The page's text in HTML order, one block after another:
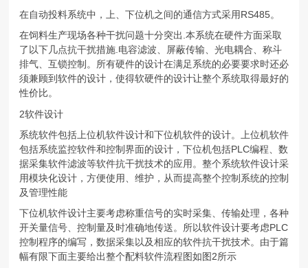
在自动投料系统中，上、下位机之间的通信方式采用RS485。
在饲料生产现场各种干扰问题十分突出.本系统在硬件方面采取
了以下几点抗干扰措施.电容滤波、屏蔽传输、光电耦合、称斗
排气、互锁控制。所有硬件的设计在满足系统的必要要求时还必
须兼顾到软件的设计，使得软硬件的设计让整个系统取得最好的
性价比。
2软件设计
系统软件包括上位机软件设计和下位机软件的设计。上位机软件
包括系统监控软件和控制界面的设计，下位机包括PLC编程、数
据采集软件滤波等软件抗干扰技术的应用。整个系统软件设计采
用模块化设计，方便使用、维护，从而提高整个控制系统的控制
及管理性能
下位机软件设计主要考虑称重信号的实时采集、传输处理，各种
开关量信号、控制量及时准确地传送。所以软件设计要考虑PLC
控制程序的编写，数据采集以及相应的软件抗干扰技术。由于篇
幅有限下面主要给出整个配料软件流程图如图2所示